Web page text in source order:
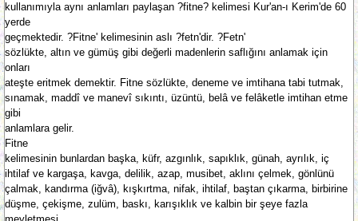
kullanımıyla aynı anlamları paylaşan ?fitne? kelimesi Kur'an-ı Kerim'de 60
yerde
geçmektedir. ?Fitne' kelimesinin aslı ?fetn'dir. ?Fetn'
sözlükte, altın ve gümüş gibi değerli madenlerin saflığını anlamak için
onları
ateşte eritmek demektir. Fitne sözlükte, deneme ve imtihana tabi tutmak,
sınamak, maddî ve manevî sıkıntı, üzüntü, belâ ve felâketle imtihan etme
gibi
anlamlara gelir.
Fitne
kelimesinin bunlardan başka, küfr, azgınlık, sapıklık, günah, ayrılık, iç
ihtilaf ve kargaşa, kavga, delilik, azap, musibet, aklını çelmek, gönlünü
çalmak, kandırma (iğvâ), kışkırtma, nifak, ihtilaf, baştan çıkarma, birbirine
düşme, çekişme, zulüm, baskı, karışıklık ve kalbin bir şeye fazla